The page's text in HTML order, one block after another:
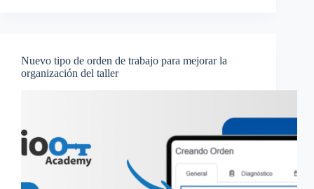
Nuevo tipo de orden de trabajo para mejorar la
organización del taller